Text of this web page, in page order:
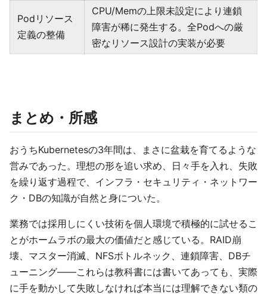
Podリソース
定義の整備
CPU/Memの上限未設定により連鎖
障害が稀に発生する。全Podへの厳
密なリソース設計の実装が必要
まとめ・所感
おうちKubernetesの3年間は、まさに盆栽を育てるような
営みであった。理想の形を追い求め、日々手を入れ、失敗
を繰り返す過程で、インフラ・セキュリティ・ネットワー
ク・DBの知識が自然と身についた。
業務では採用しにくい技術を個人環境で積極的に試せるこ
とがホームラボの最大の価値だと感じている。RAID崩
壊、マスター消滅、NFSボトルネック、連鎖障害、DBチ
ューニング——これらは教科書には書いてあっても、実際
に手を動かして失敗しなければ本当には理解できない類の